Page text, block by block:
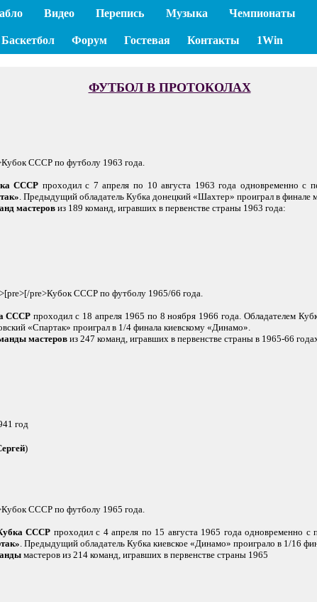
Видео Перепись Музыка Чемпионаты
Баскетбол Форум Гостевая Контакты 1Win
ФУТБОЛ В ПРОТОКОЛАХ
СССР по футболу 1963 года.
СССР проходил с 7 апреля по 10 августа 1963 года одновременно с
. Предыдущий обладатель Кубка донецкий «Шахтер» проиграл в финале
мастеров из 189 команд, игравших в первенстве страны 1963 года:
pre>Кубок СССР по футболу 1965/66 года.
СССР проходил с 18 апреля 1965 по 8 ноября 1966 года. Обладателем
«Спартак» проиграл в 1/4 финала киевскому «Динамо».
мастеров из 247 команд, игравших в первенстве страны в 1965-66
год
)
СССР по футболу 1965 года.
СССР проходил с 4 апреля по 15 августа 1965 года одновременно с
. Предыдущий обладатель Кубка киевское «Динамо» проиграло в 1/16
мастеров из 214 команд, игравших в первенстве страны 1965